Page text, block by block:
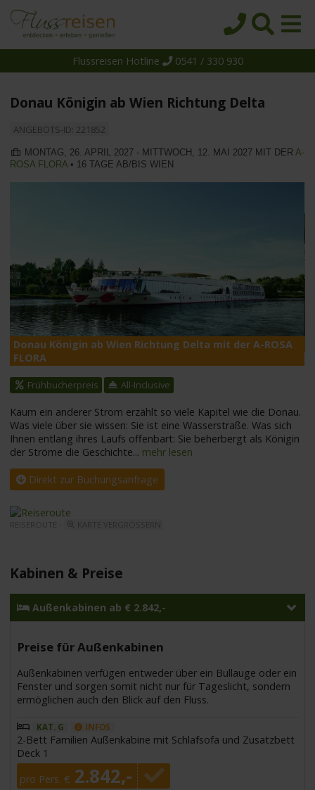
Reedereien
Suche
Flussreisen Hotline 0541 / 330 930
Donau Königin ab Wien Richtung Delta
ANGEBOTS-ID: 221852
MONTAG, 26. APRIL 2027 - MITTWOCH, 12. MAI 2027 MIT DER A-
ROSA FLORA • 16 TAGE AB/BIS WIEN
Donau Königin ab Wien Richtung Delta mit der A-ROSA
FLORA
Frühbucherpreis All-Inclusive
Kaum ein anderer Strom erzählt so viele Kapitel wie die Donau.
Was viele über sie wissen: Sie ist eine Wasserstraße. Was sich
Ihnen entlang ihres Laufs offenbart: Sie beherbergt als Königin
der Ströme die Geschichte... mehr lesen
Direkt zur Buchungsanfrage
REISEROUTE -
Kabinen & Preise
Außenkabinen ab € 2.842,-
Preise für Außenkabinen
Außenkabinen verfügen entweder über ein Bullauge oder ein
Fenster und sorgen somit nicht nur für Tageslicht, sondern
ermöglichen auch den Blick auf den Fluss.
KAT. G INFOS
2-Bett Familien Außenkabine mit Schlafsofa und Zusatzbett
Deck 1
pro Pers. € 2.842,-